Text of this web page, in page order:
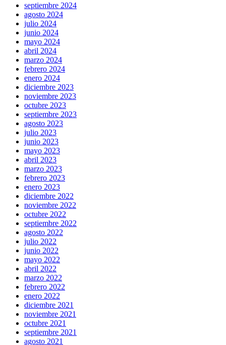
septiembre 2024
agosto 2024
julio 2024
junio 2024
mayo 2024
abril 2024
marzo 2024
febrero 2024
enero 2024
diciembre 2023
noviembre 2023
octubre 2023
septiembre 2023
agosto 2023
julio 2023
junio 2023
mayo 2023
abril 2023
marzo 2023
febrero 2023
enero 2023
diciembre 2022
noviembre 2022
octubre 2022
septiembre 2022
agosto 2022
julio 2022
junio 2022
mayo 2022
abril 2022
marzo 2022
febrero 2022
enero 2022
diciembre 2021
noviembre 2021
octubre 2021
septiembre 2021
agosto 2021